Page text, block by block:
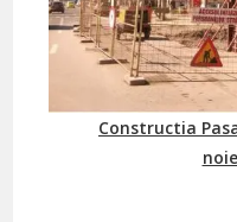
Constructia